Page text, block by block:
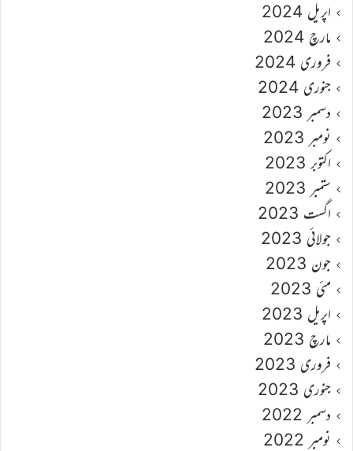
اپریل 2024
مارچ 2024
فروری 2024
جنوری 2024
دسمبر 2023
نومبر 2023
اکتوبر 2023
ستمبر 2023
اگست 2023
جولائی 2023
جون 2023
مئی 2023
اپریل 2023
مارچ 2023
فروری 2023
جنوری 2023
دسمبر 2022
نومبر 2022